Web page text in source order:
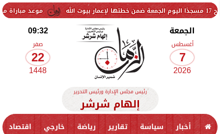
موعد مباراة مصر
الجمعة
أغسطس
7
2026
09:32
صفر
22
1448
رئيس مجلس الإدارة ورئيس التحرير
إلهام شرشر
أخبار سياسة تقارير رياضة خارجي اقتصاد